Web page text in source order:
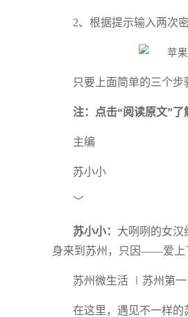
2、根据提示输入两次
只要上面简单的三个步
注：点击“阅读原文”了
主编
苏小小
﹀
苏小小： 大咧咧的女汉
身来到苏州，只因——爱上
苏州微生活 ∣苏州第
在这里，遇见不一样的